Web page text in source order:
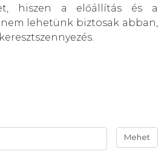
hiszen a előállítás és a
lehetünk biztosak abban,
Mehet